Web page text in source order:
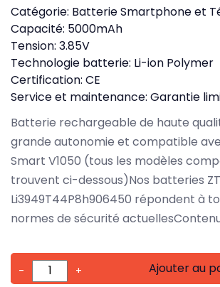
Catégorie: Batterie Smartphone et
Capacité: 5000mAh
Tension: 3.85V
Technologie batterie: Li-ion Polymer
Certification: CE
Service et maintenance: Garantie
Batterie rechargeable de haute
grande autonomie et compatible
Smart V1050 (tous les modèles
trouvent ci-dessous)Nos batteries
Li3949T44P8h906450 répondent à
normes de sécurité
- + Ajouter au